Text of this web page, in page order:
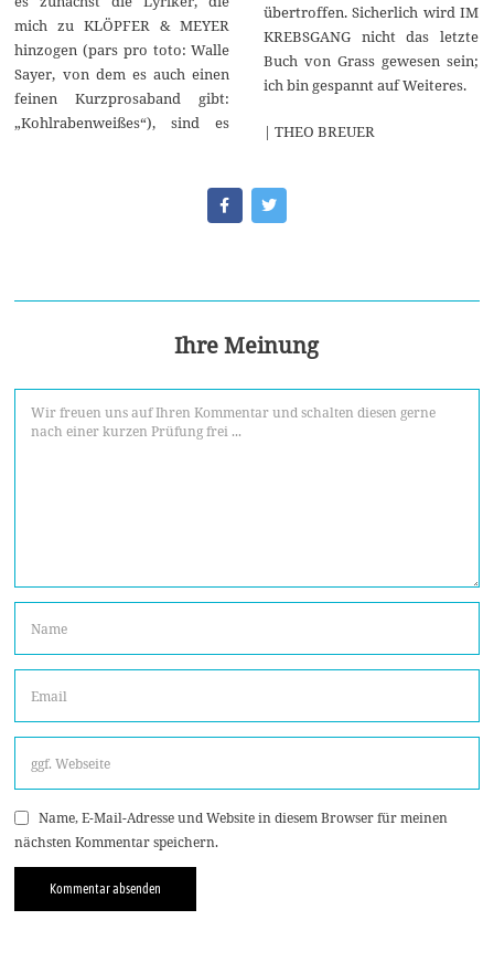
mich zu KLÖPFER & MEYER
hinzogen (pars pro toto: Walle
Sayer, von dem es auch einen
feinen Kurzprosaband gibt:
„Kohlrabenweißes“), sind es
übertroffen. Sicherlich wird IM
KREBSGANG nicht das letzte
Buch von Grass gewesen sein;
ich bin gespannt auf Weiteres.
| THEO BREUER
Ihre Meinung
Name, E-Mail-Adresse und Website in diesem Browser für meinen
nächsten Kommentar speichern.